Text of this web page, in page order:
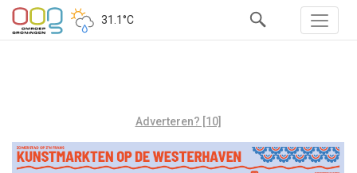
31.1°C
Adverteren? [10]